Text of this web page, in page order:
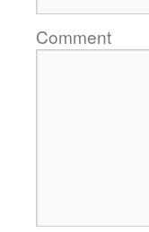
Comment